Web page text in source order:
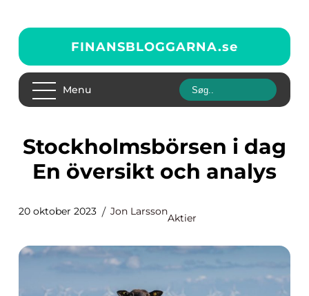
FINANSBLOGGARNA.se
Menu
Stockholmsbörsen i dag
En översikt och analys
20 oktober 2023 Jon Larsson
Aktier